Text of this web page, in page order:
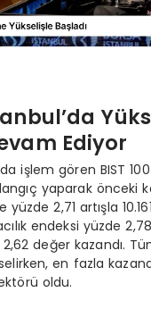
Ediyor
işlem gören BIST
yaparak önceki
2,71 artışla
endeksi yüzde
değer kazandı.
en fazla
oldu.